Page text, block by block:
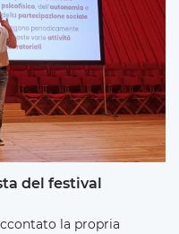
del festival
la propria